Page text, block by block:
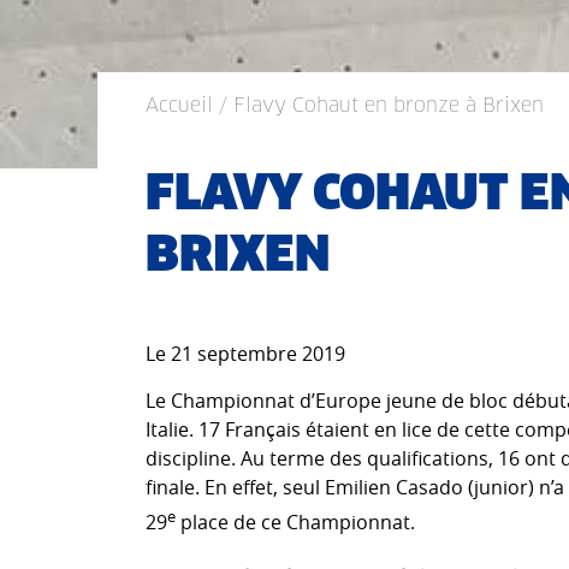
Accueil / Flavy Cohaut en bronze à Brixen
FLAVY COHAUT
BRIXEN
Le 21 septembre 2019
Le Championnat d’Europe jeune de bloc
Italie. 17 Français étaient en lice de cette
discipline. Au terme des qualifications, 16 ont
finale. En effet, seul Emilien Casado (junior)
29e place de ce Championnat.